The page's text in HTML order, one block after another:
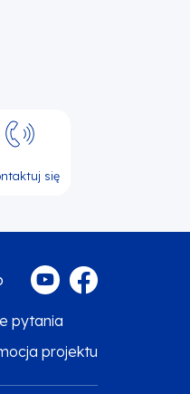
się
pytania
projektu